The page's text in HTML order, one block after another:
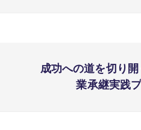
成功への道を切り
業承継実践